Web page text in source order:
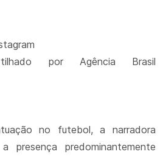
Instagram
por Agência Brasil
no futebol, a narradora
presença predominantemente